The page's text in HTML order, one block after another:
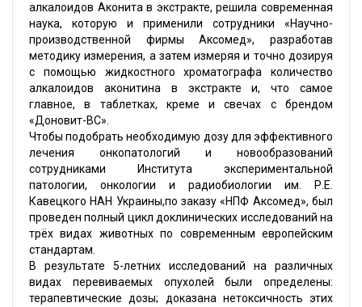
алкалоидов Аконита в экстракте, решила современная
наука, которую и применили сотрудники «Научно-
производственной фирмы Аксомед», разработав
методику измерения, а затем измеряя и точно дозируя
с помощью жидкостного хроматографа количество
алкалоидов аконитина в экстракте и, что самое
главное, в таблетках, креме и свечах с брендом
«Доновит-ВС».
Чтобы подобрать необходимую дозу для эффективного
лечения онкопатологий и новообразований
сотрудниками Института экспериментальной
патологии, онкологии и радиобиологии им. Р.Е.
Кавецкого НАН Украины,по заказу «НПФ Аксомед», был
проведен полный цикл доклинических исследований на
трёх видах животных по современным европейским
стандартам.
В результате 5-летних исследований на различных
видах перевиваемых опухолей были определены:
терапевтические дозы; доказана нетоксичность этих